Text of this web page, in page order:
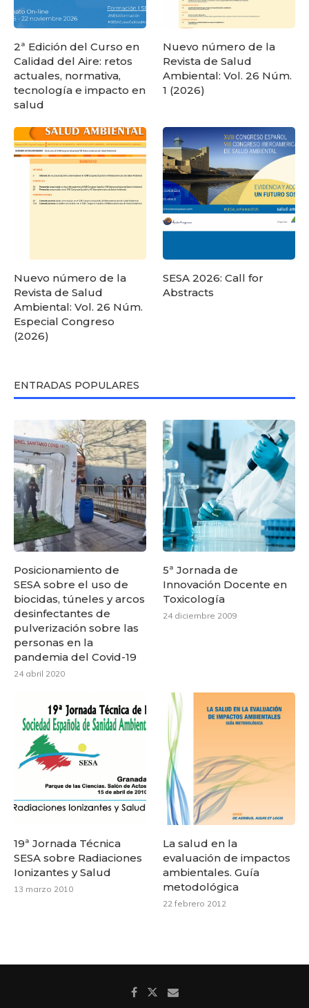
2ª Edición del Curso en
Calidad del Aire: retos
actuales, normativa,
tecnología e impacto en
salud
Nuevo número de la
Revista de Salud
Ambiental: Vol. 26 Núm.
1 (2026)
Nuevo número de la
Revista de Salud
Ambiental: Vol. 26 Núm.
Especial Congreso
(2026)
SESA 2026: Call for
Abstracts
ENTRADAS POPULARES
Posicionamiento de
SESA sobre el uso de
biocidas, túneles y arcos
desinfectantes de
pulverización sobre las
personas en la
pandemia del Covid-19
24 abril 2020
5ª Jornada de
Innovación Docente en
Toxicología
24 diciembre 2009
19ª Jornada Técnica
SESA sobre Radiaciones
Ionizantes y Salud
13 marzo 2010
La salud en la
evaluación de impactos
ambientales. Guía
metodológica
22 febrero 2012